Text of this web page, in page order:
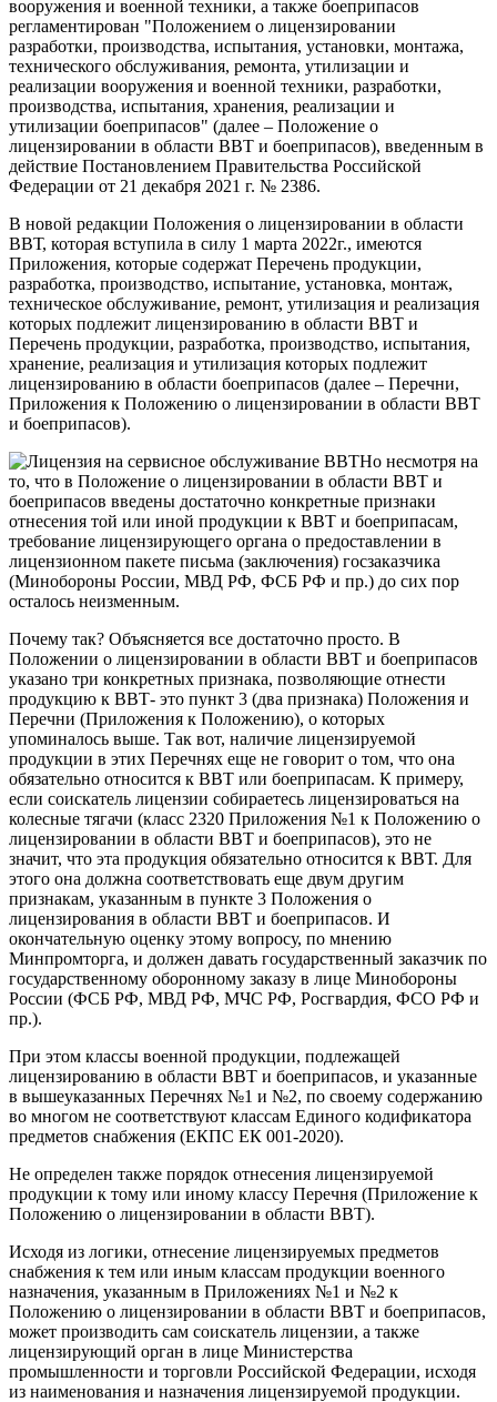
вооружения и военной техники, а также боеприпасов
регламентирован "Положением о лицензировании
разработки, производства, испытания, установки, монтажа,
технического обслуживания, ремонта, утилизации и
реализации вооружения и военной техники, разработки,
производства, испытания, хранения, реализации и
утилизации боеприпасов" (далее – Положение о
лицензировании в области ВВТ и боеприпасов), введенным в
действие Постановлением Правительства Российской
Федерации от 21 декабря 2021 г. № 2386.
В новой редакции Положения о лицензировании в области
ВВТ, которая вступила в силу 1 марта 2022г., имеются
Приложения, которые содержат Перечень продукции,
разработка, производство, испытание, установка, монтаж,
техническое обслуживание, ремонт, утилизация и реализация
которых подлежит лицензированию в области ВВТ и
Перечень продукции, разработка, производство, испытания,
хранение, реализация и утилизация которых подлежит
лицензированию в области боеприпасов (далее – Перечни,
Приложения к Положению о лицензировании в области ВВТ
и боеприпасов).
Но несмотря на
то, что в Положение о лицензировании в области ВВТ и
боеприпасов введены достаточно конкретные признаки
отнесения той или иной продукции к ВВТ и боеприпасам,
требование лицензирующего органа о предоставлении в
лицензионном пакете письма (заключения) госзаказчика
(Минобороны России, МВД РФ, ФСБ РФ и пр.) до сих пор
осталось неизменным.
Почему так? Объясняется все достаточно просто. В
Положении о лицензировании в области ВВТ и боеприпасов
указано три конкретных признака, позволяющие отнести
продукцию к ВВТ- это пункт 3 (два признака) Положения и
Перечни (Приложения к Положению), о которых
упоминалось выше. Так вот, наличие лицензируемой
продукции в этих Перечнях еще не говорит о том, что она
обязательно относится к ВВТ или боеприпасам. К примеру,
если соискатель лицензии собираетесь лицензироваться на
колесные тягачи (класс 2320 Приложения №1 к Положению о
лицензировании в области ВВТ и боеприпасов), это не
значит, что эта продукция обязательно относится к ВВТ. Для
этого она должна соответствовать еще двум другим
признакам, указанным в пункте 3 Положения о
лицензирования в области ВВТ и боеприпасов. И
окончательную оценку этому вопросу, по мнению
Минпромторга, и должен давать государственный заказчик по
государственному оборонному заказу в лице Минобороны
России (ФСБ РФ, МВД РФ, МЧС РФ, Росгвардия, ФСО РФ и
пр.).
При этом классы военной продукции, подлежащей
лицензированию в области ВВТ и боеприпасов, и указанные
в вышеуказанных Перечнях №1 и №2, по своему содержанию
во многом не соответствуют классам Единого кодификатора
предметов снабжения (ЕКПС ЕК 001-2020).
Не определен также порядок отнесения лицензируемой
продукции к тому или иному классу Перечня (Приложение к
Положению о лицензировании в области ВВТ).
Исходя из логики, отнесение лицензируемых предметов
снабжения к тем или иным классам продукции военного
назначения, указанным в Приложениях №1 и №2 к
Положению о лицензировании в области ВВТ и боеприпасов,
может производить сам соискатель лицензии, а также
лицензирующий орган в лице Министерства
промышленности и торговли Российской Федерации, исходя
из наименования и назначения лицензируемой продукции.